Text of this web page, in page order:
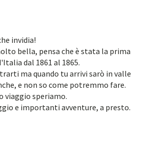
invidia!
bella, pensa che è stata la prima
dal 1861 al 1865.
ma quando tu arrivi sarò in valle
e non so come potremmo fare.
viaggio speriamo.
e importanti avventure, a presto.